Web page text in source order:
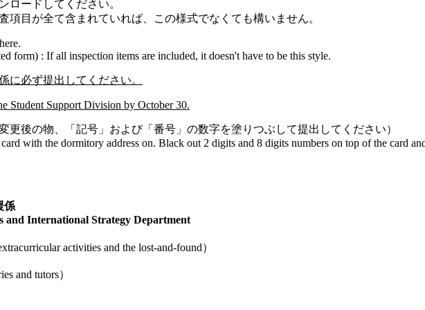
ロードしてください。
査項目が全て含まれていれば、この様式でなくても構いません。
form) : If all inspection items are included, it doesn't have to be this style.
に必ず提出してください。
Student Support Division by October 30.
更後の物、「記号」および「番号」の数字を塗りつぶして提出してください）
with the dormitory address on. Black out 2 digits and 8 digits numbers on top of the card
係
and International Strategy Department
activities and the lost-and-found）
and tutors）